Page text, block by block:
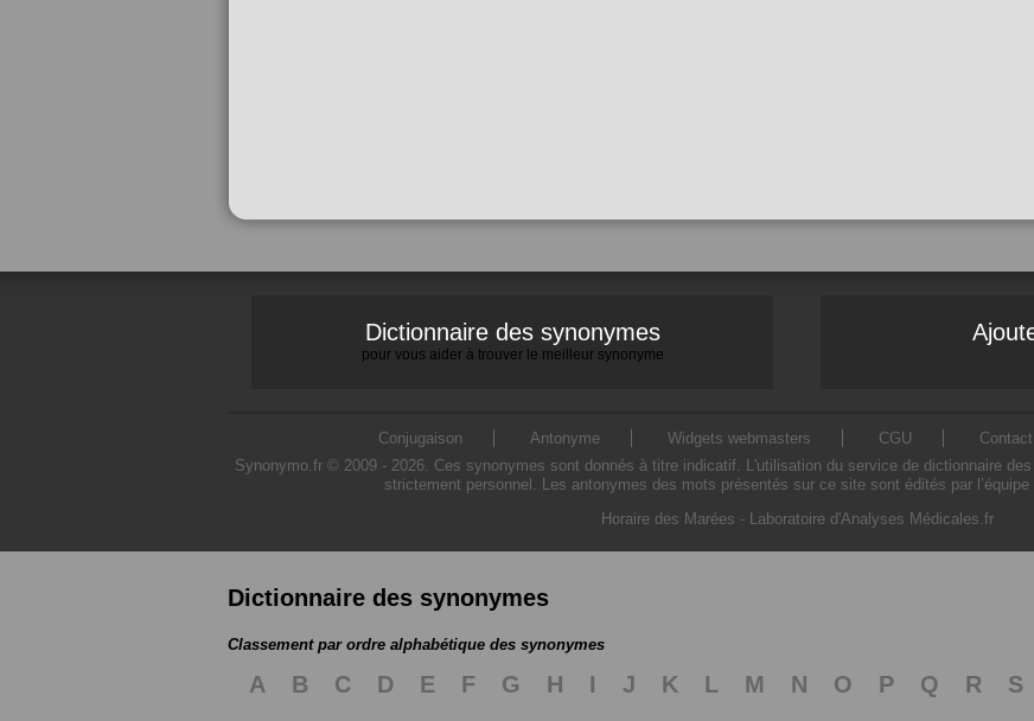
Dictionnaire des synonymes
pour vous aider à trouver le meilleur synonyme
Conjugaison Antonyme Widgets webmasters CGU Contact
Synonymo.fr © 2009 - 2026. Ces synonymes sont donnés à titre indicatif. L'utilisation du service de dictionnaire
strictement personnel. Les antonymes des mots présentés sur ce site sont édités par
Horaire des Marées - Laboratoire d'Analyses Médicales.fr
Dictionnaire des synonymes
Classement par ordre alphabétique des synonymes
A B C D E F G H I J K L M N O P Q R S